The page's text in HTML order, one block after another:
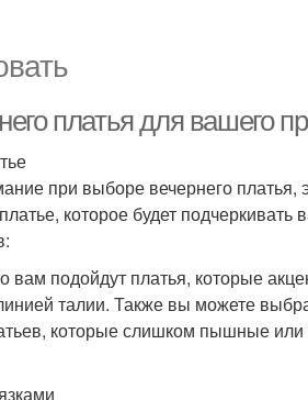
платья для вашего
при выборе вечернего
которое будет
вам подойдут платья, которые
талии. Также вы можете
которые слишком пышные